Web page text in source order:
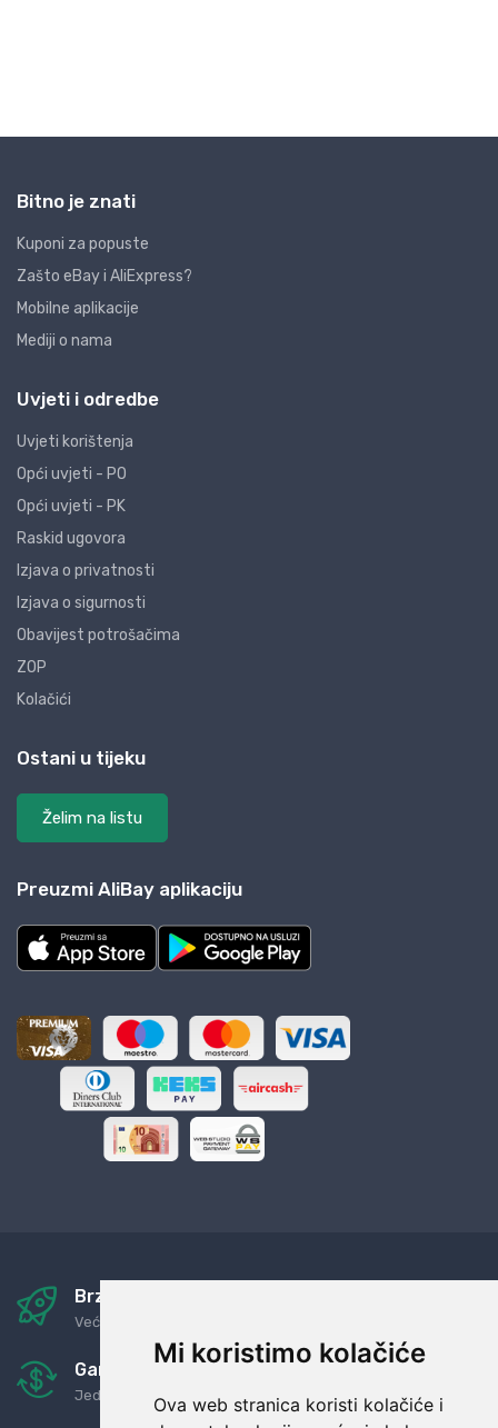
Mi koristimo kolačiće
Ova web stranica koristi kolačiće i
Bitno je znati
Kuponi za popuste
Zašto eBay i AliExpress?
Mobilne aplikacije
Mediji o nama
Uvjeti i odredbe
Uvjeti korištenja
Opći uvjeti - PO
Opći uvjeti - PK
Raskid ugovora
Izjava o privatnosti
Izjava o sigurnosti
Obavijest potrošačima
ZOP
Kolačići
Ostani u tijeku
Želim na listu
Preuzmi AliBay aplikaciju
Brza i sigurna dostava
Već za nekoliko dana kod vas
Garancija u povrat novaca
Jednostavno pravilo: Roba za novac